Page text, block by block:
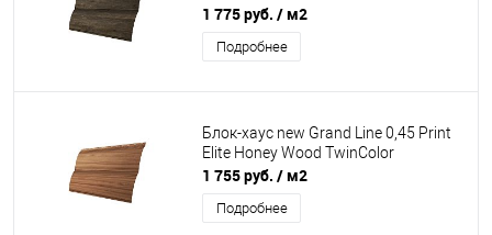
TwinColor
1 775 руб. / м2
Подробнее
Блок-хаус new Grand Line 0,45 Print
Elite Honey Wood TwinColor
1 755 руб. / м2
Подробнее